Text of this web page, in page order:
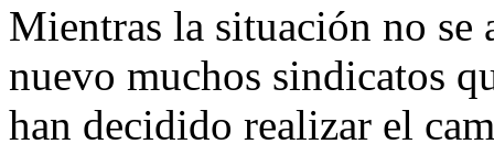
Mientras la situación no se
nuevo muchos sindicatos
han decidido realizar el